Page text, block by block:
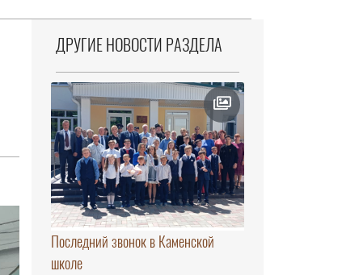
ДРУГИЕ НОВОСТИ РАЗДЕЛА
Последний звонок в Каменской
школе